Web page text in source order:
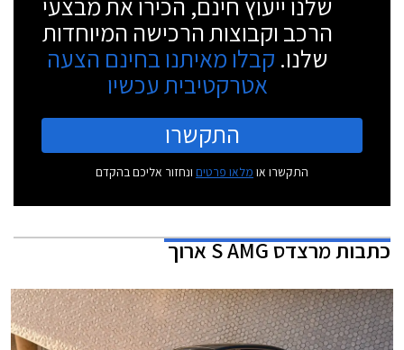
שלנו ייעוץ חינם, הכירו את מבצעי
הרכב וקבוצות הרכישה המיוחדות
שלנו. קבלו מאיתנו בחינם הצעה
אטרקטיבית עכשיו
התקשרו
התקשרו או מלאו פרטים ונחזור אליכם בהקדם
כתבותמרצדס S AMG ארוך